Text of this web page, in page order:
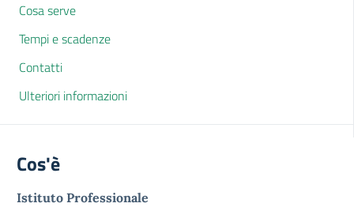
Cosa serve
Tempi e scadenze
Contatti
Ulteriori informazioni
Cos'è
Istituto Professionale